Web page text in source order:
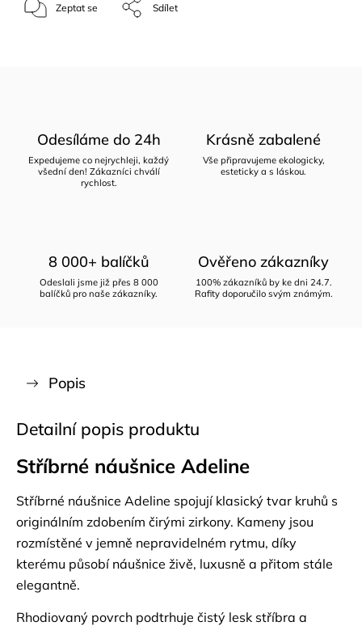
Zeptat se Sdílet
Odesíláme do 24h
Expedujeme co nejrychleji, každý
všední den! Zákazníci chválí
rychlost.
Krásně zabalené
Vše připravujeme ekologicky,
esteticky a s láskou.
8 000+ balíčků
Odeslali jsme již přes 8 000
balíčků pro naše zákazníky.
Ověřeno zákazníky
100% zákazníků by ke dni 24.7.
Rafity doporučilo svým známým.
Popis
Detailní popis produktu
Stříbrné náušnice Adeline
Stříbrné náušnice Adeline spojují klasický tvar kruhů s
originálním zdobením čirými zirkony. Kameny jsou
rozmístěné v jemně nepravidelném rytmu, díky
kterému působí náušnice živě, luxusně a přitom stále
elegantně.
Rhodiovaný povrch podtrhuje čistý lesk stříbra a